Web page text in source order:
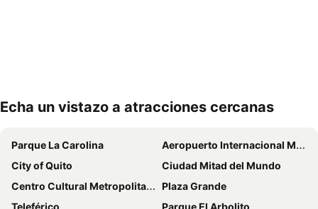
Echa un vistazo a atracciones cercanas
Parque La Carolina
Aeropuerto Internacional Mariscal Sucre
City of Quito
Ciudad Mitad del Mundo
Centro Cultural Metropolitano
Plaza Grande
Teleférico
Parque El Arbolito